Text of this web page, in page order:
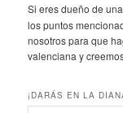
Si eres dueño de
los puntos
nosotros para que
valenciana y
¡DARÁS EN LA